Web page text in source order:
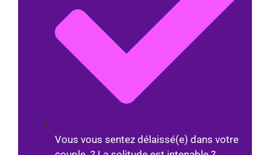
Vous vous sentez délaissé(e) dans votre